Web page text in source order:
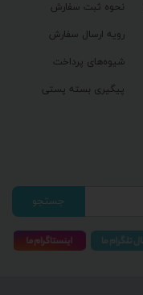
نحوه ثبت سفارش
رویه ارسال سفارش
شیوه‌های پرداخت
پیگیری بسته پستی
جستجو